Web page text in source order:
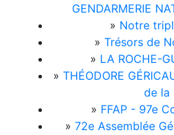
GENDARMERIE
» Notre
» Trésors de
» LA ROCHE-
» THÉODORE
de la
» FFAP - 97e
» 72e Assemblée